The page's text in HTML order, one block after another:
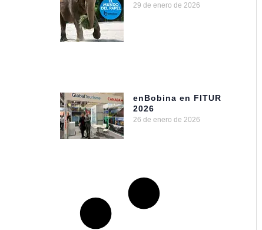
29 de enero de 2026
enBobina en FITUR
2026
26 de enero de 2026